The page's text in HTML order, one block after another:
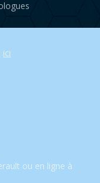
ici
ou en ligne à